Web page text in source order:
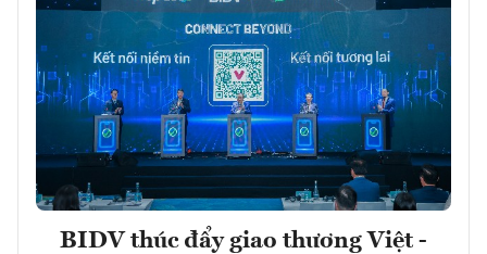
BIDV thúc đẩy giao thương Việt -